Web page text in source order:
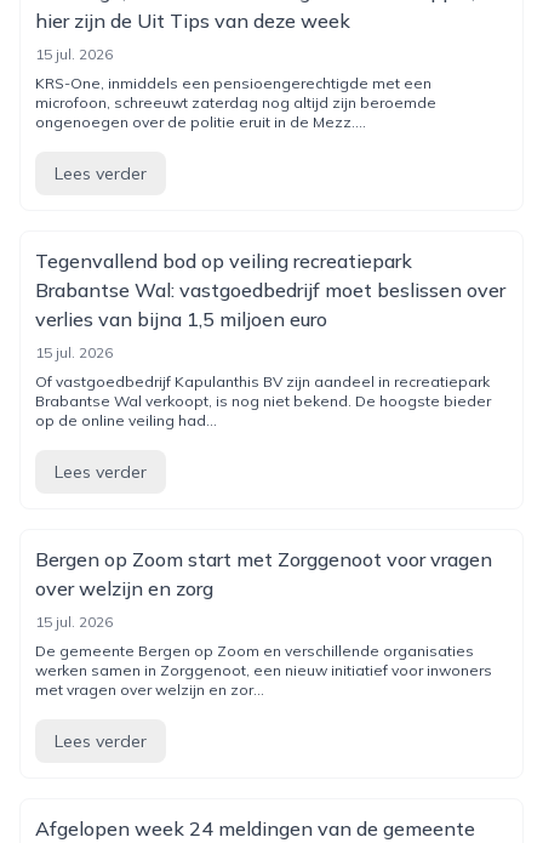
hier zijn de Uit Tips van deze week
15 jul. 2026
KRS-One, inmiddels een pensioengerechtigde met een
microfoon, schreeuwt zaterdag nog altijd zijn beroemde
ongenoegen over de politie eruit in de Mezz....
Lees verder
Tegenvallend bod op veiling recreatiepark
Brabantse Wal: vastgoedbedrijf moet beslissen over
verlies van bijna 1,5 miljoen euro
15 jul. 2026
Of vastgoedbedrijf Kapulanthis BV zijn aandeel in recreatiepark
Brabantse Wal verkoopt, is nog niet bekend. De hoogste bieder
op de online veiling had...
Lees verder
Bergen op Zoom start met Zorggenoot voor vragen
over welzijn en zorg
15 jul. 2026
De gemeente Bergen op Zoom en verschillende organisaties
werken samen in Zorggenoot, een nieuw initiatief voor inwoners
met vragen over welzijn en zor...
Lees verder
Afgelopen week 24 meldingen van de gemeente